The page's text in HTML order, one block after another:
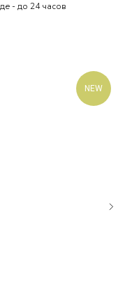
- до 24 часов
NEW